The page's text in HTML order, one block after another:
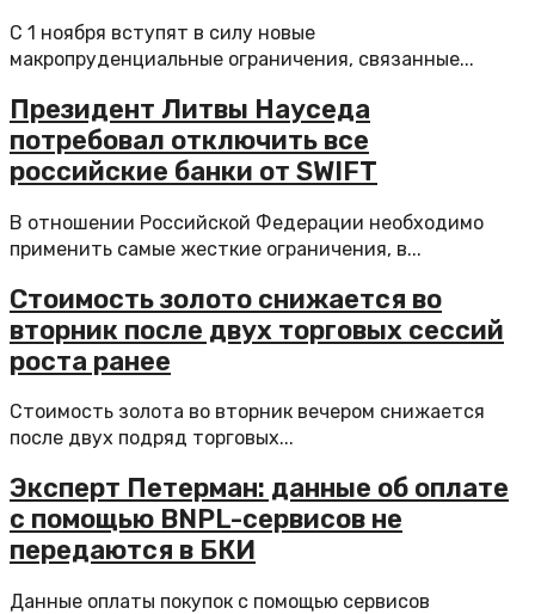
С 1 ноября вступят в силу новые
макропруденциальные ограничения, связанные...
Президент Литвы Науседа
потребовал отключить все
российские банки от SWIFT
В отношении Российской Федерации необходимо
применить самые жесткие ограничения, в...
Стоимость золото снижается во
вторник после двух торговых сессий
роста ранее
Стоимость золота во вторник вечером снижается
после двух подряд торговых...
Эксперт Петерман: данные об оплате
с помощью BNPL-сервисов не
передаются в БКИ
Данные оплаты покупок с помощью сервисов